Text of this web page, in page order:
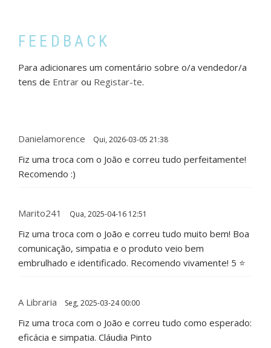
FEEDBACK
Para adicionares um comentário sobre o/a vendedor/a
tens de Entrar ou Registar-te.
Danielamorence Qui, 2026-03-05 21:38
Fiz uma troca com o João e correu tudo perfeitamente!
Recomendo :)
Marito241 Qua, 2025-04-16 12:51
Fiz uma troca com o João e correu tudo muito bem! Boa
comunicação, simpatia e o produto veio bem
embrulhado e identificado. Recomendo vivamente! 5 ⭐
A Libraria Seg, 2025-03-24 00:00
Fiz uma troca com o João e correu tudo como esperado:
eficácia e simpatia. Cláudia Pinto